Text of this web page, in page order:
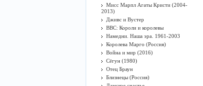
Мисс Марпл Агаты Кристи (2004-
2013)
Дживс и Вустер
BBC: Короли и королевы
Намедни. Наша эра. 1961-2003
Королева Марго (Россия)
Война и мир (2016)
Сёгун (1980)
Отец Браун
Близнецы (Россия)